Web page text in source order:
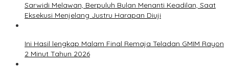
Sarwidi Melawan, Berpuluh Bulan Menanti Keadilan, Saat
Eksekusi Menjelang Justru Harapan Diuji
Ini Hasil lengkap Malam Final Remaja Teladan GMIM Rayon
2 Minut Tahun 2026